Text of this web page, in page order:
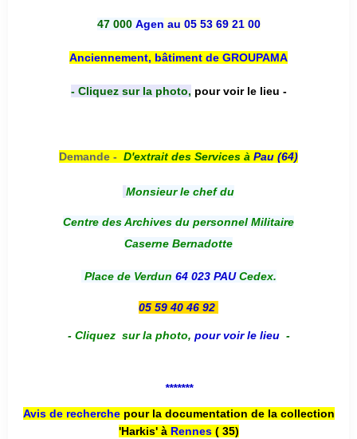
47 000 Agen au 05 53 69 21 00
Anciennement, bâtiment de GROUPAMA
- Cliquez sur la photo, pour voir le lieu -
Demande - D'extrait des Services à Pau (64)
Monsieur le chef du
Centre des Archives du personnel Militaire
Caserne Bernadotte
Place de Verdun 64 023 PAUCedex.
05 59 40 46 92
- Cliquez sur la photo, pour voir le lieu -
*******
Avis de recherche pour la documentation de la collection
'Harkis' à Rennes( 35)